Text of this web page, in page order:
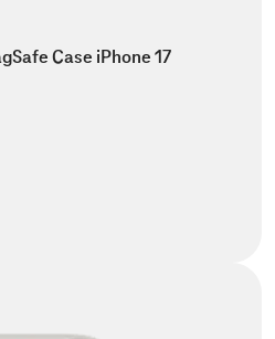
Case iPhone 17